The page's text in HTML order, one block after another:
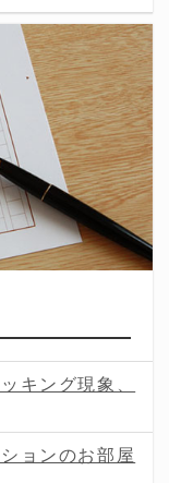
キング現象、
ョンのお部屋